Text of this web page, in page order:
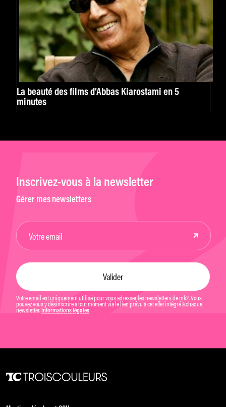
La beauté des films d’Abbas Kiarostami en 5
minutes
Inscrivez-vous à la newsletter
Gérer mes newsletters
Votre email est uniquement utilisé pour vous adresser les newsletters de mk2. Vous
pouvez vous y désinscrire à tout moment via le lien prévu à cet effet intégré à chaque
newsletter. Informations légales